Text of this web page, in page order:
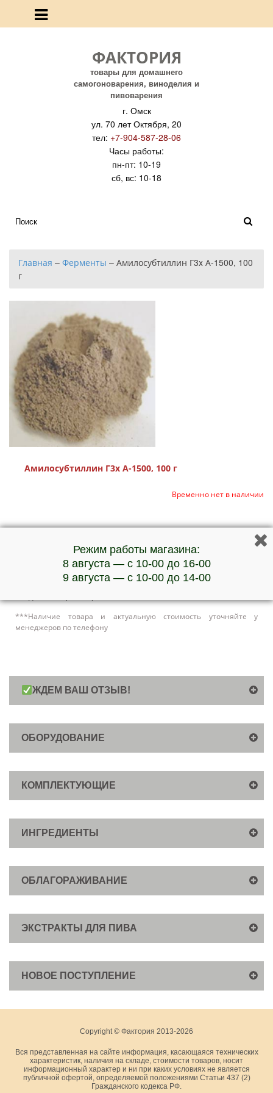
ФАКТОРИЯ
товары для домашнего
самогоноварения, виноделия и
пивоварения
г. Омск
ул. 70 лет Октября, 20
тел: +7-904-587-28-06
Часы работы:
пн-пт: 10-19
сб, вс: 10-18
Главная – Ферменты – Амилосубтиллин Г3x А-1500, 100
г
Амилосубтиллин Г3x А-1500, 100 г
Временно нет в наличии
Ферментный препарат для разжижения крахмалсодержащего
сырья перед последующим осахариванием.
Амилосубтиллин Г3x А-1500 — это фермент для сусла,
позволяющий разжижать затор из муки, крахмала, дроблёного
зерна. Достаточно использовать от 1 до 2 граммов препарата на
***Наличие товара и актуальную стоимость уточняйте у
менеджеров по телефону
ЖДЕМ ВАШ ОТЗЫВ!
ОБОРУДОВАНИЕ
КОМПЛЕКТУЮЩИЕ
ИНГРЕДИЕНТЫ
ОБЛАГОРАЖИВАНИЕ
ЭКСТРАКТЫ ДЛЯ ПИВА
НОВОЕ ПОСТУПЛЕНИЕ
Copyright © Фактория 2013-2026
Вся представленная на сайте информация, касающаяся технических
характеристик, наличия на складе, стоимости товаров, носит
информационный характер и ни при каких условиях не является
публичной офертой, определяемой положениями Статьи 437 (2)
Гражданского кодекса РФ.
Режим работы магазина:
8 августа — с 10-00 до 16-00
9 августа — с 10-00 до 14-00